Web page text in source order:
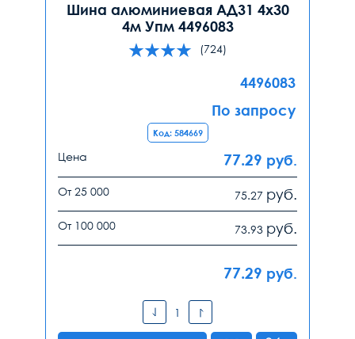
Шина алюминиевая АД31 4х30
4м Упм 4496083
(724)
4496083
По запросу
Код: 584669
Цена 77.29 руб.
От 25 000 75.27 руб.
От 100 000 73.93 руб.
77.29 руб.